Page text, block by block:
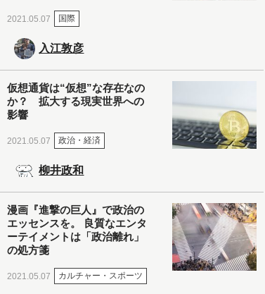
2021.05.07 国際
入江敦彦
仮想通貨は“仮想”な存在なの
か？ 拡大する現実世界への
影響
2021.05.07 政治・経済
柳井政和
漫画『進撃の巨人』で政治の
エッセンスを。 良質なエンタ
ーテイメントは「政治離れ」
の処方箋
2021.05.07 カルチャー・スポーツ